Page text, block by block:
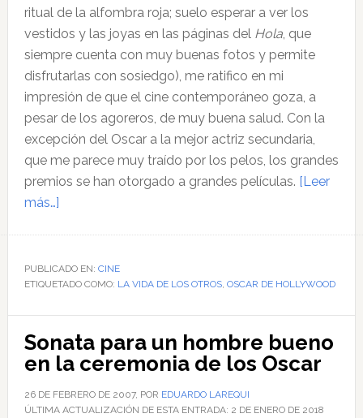
ritual de la alfombra roja; suelo esperar a ver los
vestidos y las joyas en las páginas del Hola, que
siempre cuenta con muy buenas fotos y permite
disfrutarlas con sosiedgo), me ratifico en mi
impresión de que el cine contemporáneo goza, a
pesar de los agoreros, de muy buena salud. Con la
excepción del Oscar a la mejor actriz secundaria,
que me parece muy traído por los pelos, los grandes
premios se han otorgado a grandes películas. [Leer
más…]acerca
de
siete
PUBLICADO EN: CINE
ETIQUETADO COMO: LA VIDA DE LOS OTROS, OSCAR DE HOLLYWOOD
Sonata para un hombre bueno
en la ceremonia de los Oscar
26 DE FEBRERO DE 2007, POR EDUARDO LAREQUI
ÚLTIMA ACTUALIZACIÓN DE ESTA ENTRADA: 2 DE ENERO DE 2018